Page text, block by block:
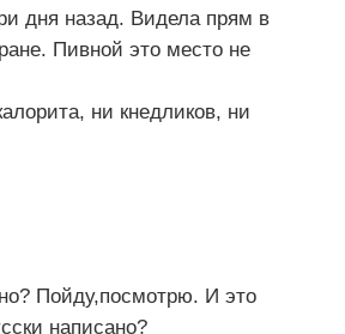
дня назад. Видела прям в
Пивной это место не
ни кнедликов, ни
Пойду,посмотрю. И это
написано?